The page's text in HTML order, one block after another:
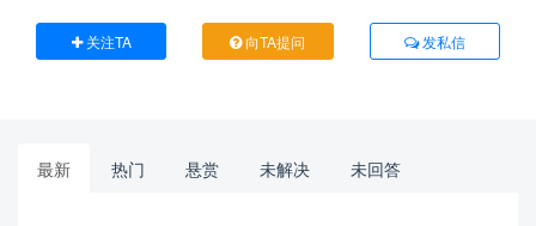
关注TA 向TA提问 发私信
最新 热门 悬赏 未解决 未回答